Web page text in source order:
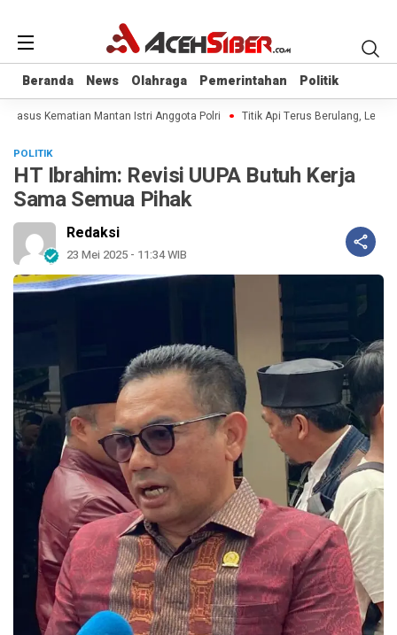
Beranda News Olahraga Pemerintahan Politik
Beranda News Olahraga Pemerintahan Politik
Kematian Mantan Istri Anggota Polri Titik Api Terus Berulang,
POLITIK
HT Ibrahim: Revisi UUPA Butuh Kerja
Sama Semua Pihak
Redaksi
23 Mei 2025 - 11:34 WIB